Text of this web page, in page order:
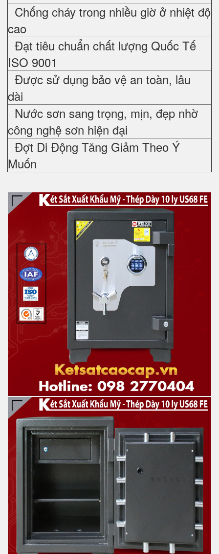
Chống cháy trong nhiều giờ ở nhiệt độ
cao
Đạt tiêu chuẩn chất lượng Quốc Tế
ISO 9001
Được sử dụng bảo vệ an toàn, lâu
dài
Nước sơn sang trọng, mịn, đẹp nhờ
công nghệ sơn hiện đại
Đợt Di Động Tăng Giảm Theo Ý
Muốn